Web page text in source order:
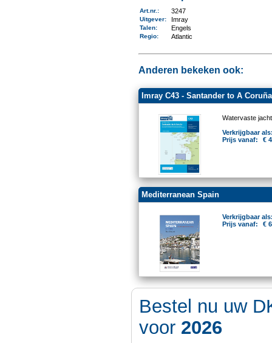
Art.nr. : 3247
Uitgever: Imray
Talen: Engels
Regio: Atlantic
Anderen bekeken ook:
Imray C43 - Santander to A Coruña
Watervaste
Verkrijgbaar
Prijs vanaf:
€
Mediterranean Spain
Verkrijgbaar
Prijs vanaf:
€
Bestel nu uw
voor 2026